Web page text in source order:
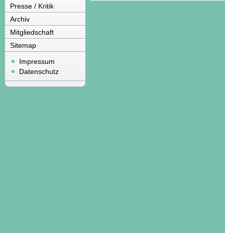
Presse / Kritik
Archiv
Mitgliedschaft
Sitemap
Impressum
Datenschutz